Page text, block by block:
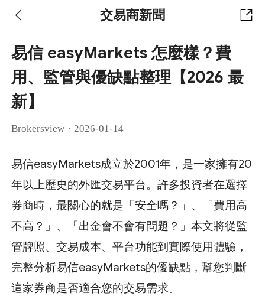
交易商新聞
易信 easyMarkets 怎麼樣？費
用、監管與優缺點整理【2026 最
新】
Brokersview · 2026-01-14
易信easyMarkets成立於2001年，是一家擁有20
年以上歷史的外匯交易平台。許多投資者在選擇
券商時，最關心的就是「安全嗎？」、「費用高
不高？」、「出金會不會有問題？」本文將從監
管牌照、交易成本、平台功能到實際使用體驗，
完整分析易信easyMarkets的優缺點，幫您判斷
這家券商是否適合您的交易需求。